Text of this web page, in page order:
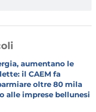
aumentano le
il CAEM fa
oltre 80 mila
alle imprese bellunesi